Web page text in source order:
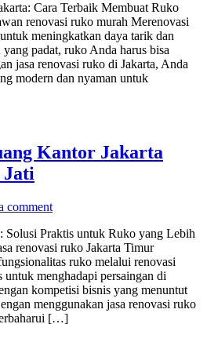
Cara Terbaik Membuat Ruko
renovasi ruko murah Merenovasi
meningkatkan daya tarik dan
padat, ruko Anda harus bisa
jasa renovasi ruko di Jakarta, Anda
modern dan nyaman untuk
Kantor Jakarta
Jati
comment
Solusi Praktis untuk Ruko yang Lebih
renovasi ruko Jakarta Timur
ruko melalui renovasi
untuk menghadapi persaingan di
kompetisi bisnis yang menuntut
menggunakan jasa renovasi ruko
[…]